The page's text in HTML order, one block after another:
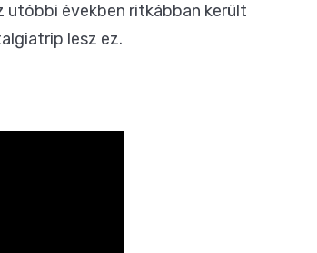
években ritkábban került
lesz ez.